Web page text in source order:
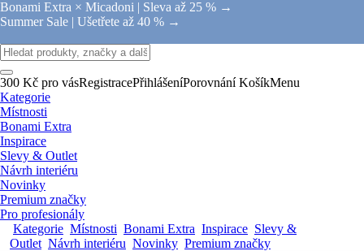
Bonami Extra × Micadoni | Sleva až 25 % →
Summer Sale | Ušetřete až 40 % →
300 Kč pro vásRegistracePřihlášeníPorovnání KošíkMenu
Kategorie
Místnosti
Bonami Extra
Inspirace
Slevy & Outlet
Návrh interiéru
Novinky
Premium značky
Pro profesionály
Kategorie Místnosti Bonami Extra Inspirace Slevy &
Outlet Návrh interiéru Novinky Premium značky